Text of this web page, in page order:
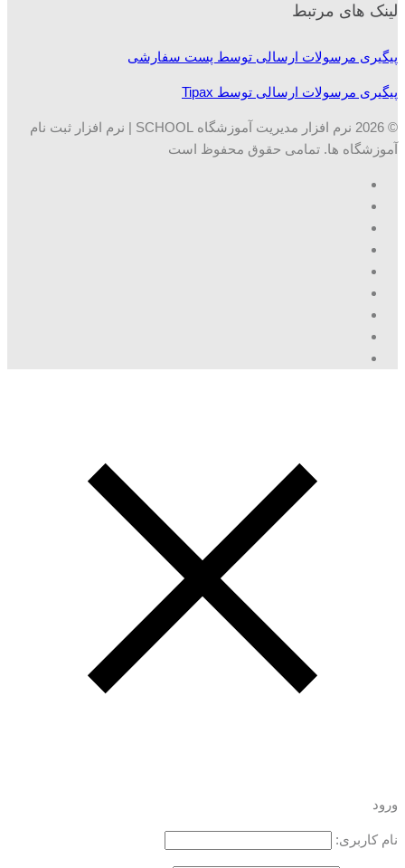
لینک های مرتبط
پیگیری مرسولات ارسالی توسط پست سفارشی
پیگیری مرسولات ارسالی توسط Tipax
© 2026 نرم افزار مدیریت آموزشگاه SCHOOL | نرم افزار ثبت نام
آموزشگاه ها. تمامی حقوق محفوظ است
ورود
نام کاربری: